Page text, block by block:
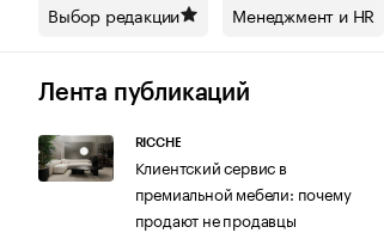
Спецпроекты СПб Конференции
Технологии и медиа
Выбор редакции Менеджмент и HR
Лента публикаций
RICCHE
Клиентский сервис в
премиальной мебели: почему
продают не продавцы